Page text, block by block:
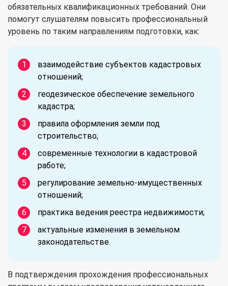
обязательных квалификационных требований. Они
помогут слушателям повысить профессиональный
уровень по таким направлениям подготовки, как:
взаимодействие субъектов кадастровых
отношений;
геодезическое обеспечение земельного
кадастра;
правила оформления земли под
строительство;
современные технологии в кадастровой
работе;
регулирование земельно-имущественных
отношений;
практика ведения реестра недвижимости;
актуальные изменения в земельном
законодательстве.
В подтверждения прохождения профессиональных